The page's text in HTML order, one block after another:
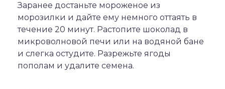
Заранее достаньте мороженое из
морозилки и дайте ему немного оттаять в
течение 20 минут. Растопите шоколад в
микроволновой печи или на водяной бане
и слегка остудите. Разрежьте ягоды
пополам и удалите семена.